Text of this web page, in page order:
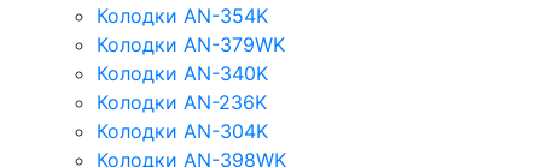
Колодки AN-354K
Колодки AN-379WK
Колодки AN-340K
Колодки AN-236K
Колодки AN-304K
Колодки AN-398WK